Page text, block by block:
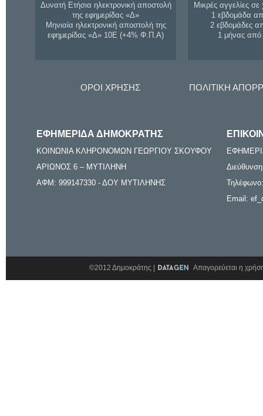
Δυνατή Ετήσια ηλεκτρονική αποστολή
της εφημερίδας «Δ»
Μηνιαία ηλεκτρονική αποστολή της
εφημερίδας «Δ» 10Ε (+4% Φ.Π.Α)
Μικρές αγγελίες σε
1 εβδομάδα
2 εβδομάδες
1 μήνας
ΟΡΟΙ ΧΡΗΣΗΣ ΠΟΛΙΤΙΚΗ
ΕΦΗΜΕΡΙΔΑ ΔΗΜΟΚΡΑΤΗΣ
ΚΟΙΝΩΝΙΑ ΚΛΗΡΟΝΟΜΩΝ ΓΕΩΡΓΙΟΥ ΣΚΟΥΦΟΥ
ΑΡΙΩΝΟΣ 6 – ΜΥΤΙΛΗΝΗ
ΑΦΜ: 999147330 - ΔΟΥ ΜΥΤΙΛΗΝΗΣ
Email:
©2012 Δημοκράτης | Απαγορεύεται η